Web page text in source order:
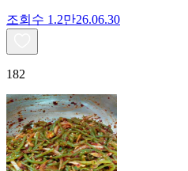
조회수 1.2만26.06.30
182